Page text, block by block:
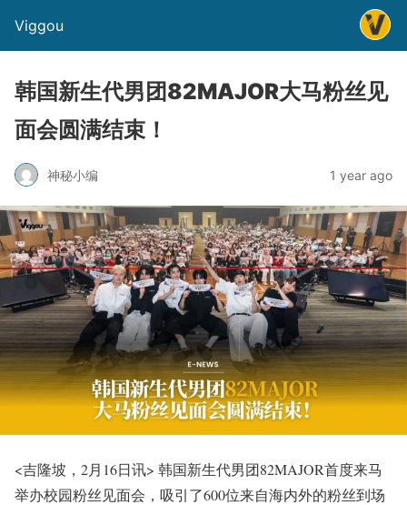
Viggou
韩国新生代男团82MAJOR大马粉丝见
面会圆满结束！
神秘小编 1 year ago
<吉隆坡，2月16日讯> 韩国新生代男团82MAJOR首度来马
举办校园粉丝见面会，吸引了600位来自海内外的粉丝到场